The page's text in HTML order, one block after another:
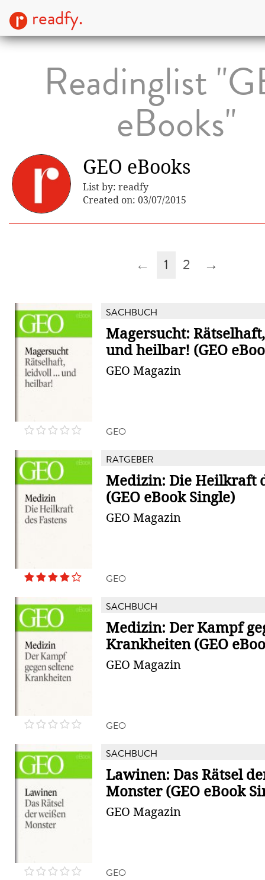
readfy.
Readinglist
eBooks"
GEO eBooks
List by: readfy
Created on: 03/07/2015
← 1 2 →
SACHBUCH
Magersucht:
und heilbar! (GEO
GEO Magazin
GEO
RATGEBER
Medizin: Die Heilkraft
(GEO eBook Single)
GEO Magazin
GEO
SACHBUCH
Medizin: Der Kampf
Krankheiten (GEO
GEO Magazin
GEO
SACHBUCH
Lawinen: Das Rätsel
Monster (GEO eBook
GEO Magazin
GEO